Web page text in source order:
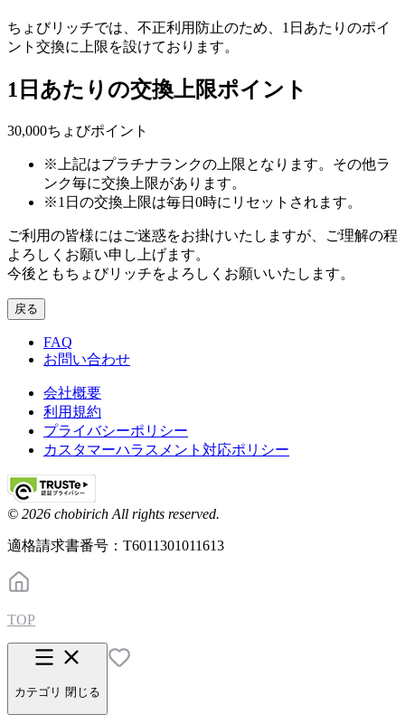
ちょびリッチでは、不正利用防止のため、1日あたりのポイ
ント交換に上限を設けております。
1日あたりの交換上限ポイント
30,000ちょびポイント
※上記はプラチナランクの上限となります。その他ラ
ンク毎に交換上限があります。
※1日の交換上限は毎日0時にリセットされます。
ご利用の皆様にはご迷惑をお掛けいたしますが、ご理解の程
よろしくお願い申し上げます。
今後ともちょびリッチをよろしくお願いいたします。
戻る
FAQ
お問い合わせ
会社概要
利用規約
プライバシーポリシー
カスタマーハラスメント対応ポリシー
© 2026 chobirich All rights reserved.
適格請求書番号：T6011301011613
TOP
カテゴリ 閉じる